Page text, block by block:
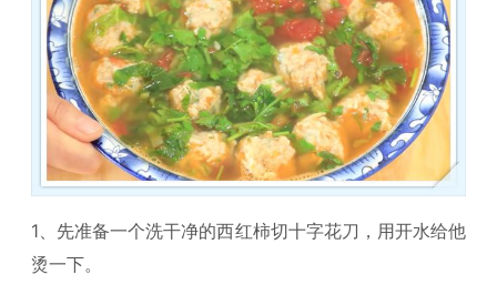
1、先准备一个洗干净的西红柿切十字花刀，用开水给他
烫一下。